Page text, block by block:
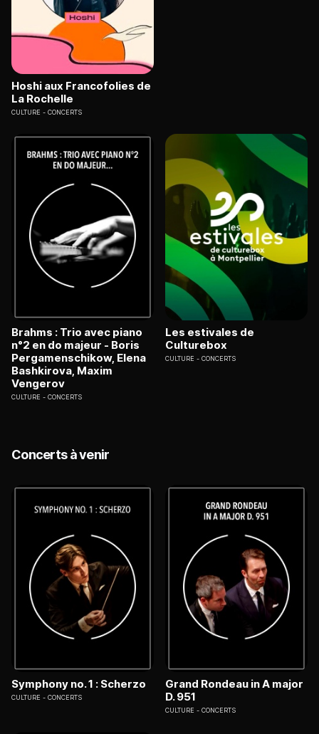
Hoshi aux Francofolies de
La Rochelle
CULTURE CONCERTS
Brahms : Trio avec piano
n°2 en do majeur - Boris
Pergamenschikow, Elena
Bashkirova, Maxim
Vengerov
CULTURE CONCERTS
Les estivales de
Culturebox
CULTURE CONCERTS
Concerts à venir
Symphony no. 1 : Scherzo
CULTURE CONCERTS
Grand Rondeau in A major
D. 951
CULTURE CONCERTS